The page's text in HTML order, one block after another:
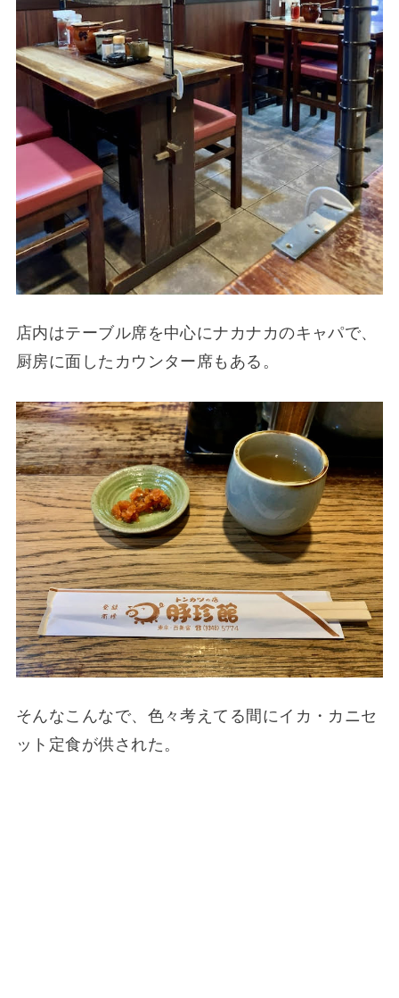
店内はテーブル席を中心にナカナカのキャパで、
厨房に面したカウンター席もある。
そんなこんなで、色々考えてる間にイカ・カニセ
ット定食が供された。